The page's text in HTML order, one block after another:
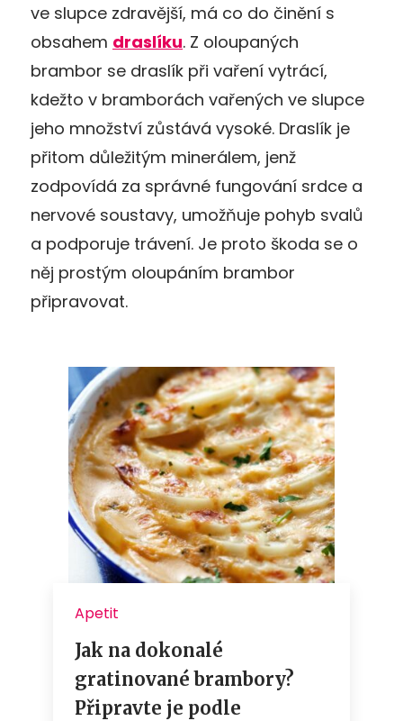
ve slupce zdravější, má co do činění s
obsahem draslíku. Z oloupaných
brambor se draslík při vaření vytrácí,
kdežto v bramborách vařených ve slupce
jeho množství zůstává vysoké. Draslík je
přitom důležitým minerálem, jenž
zodpovídá za správné fungování srdce a
nervové soustavy, umožňuje pohyb svalů
a podporuje trávení. Je proto škoda se o
něj prostým oloupáním brambor
připravovat.